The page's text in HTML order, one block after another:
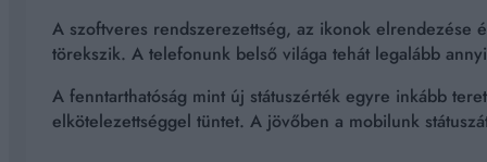
A szoftveres rendszerezettség, az ikonok elrendezése
törekszik. A telefonunk belső világa tehát legalább
A fenntarthatóság mint új státuszérték egyre inkább
elkötelezettséggel tüntet. A jövőben a mobilunk